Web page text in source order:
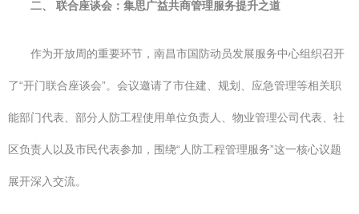
二、 联合座谈会：集思广益共商管理服务提升之道
作为开放周的重要环节，南昌市国防动员发展服务中心组织召开
了“开门联合座谈会”。会议邀请了市住建、规划、应急管理等相关职
能部门代表、部分人防工程使用单位负责人、物业管理公司代表、社
区负责人以及市民代表参加，围绕“人防工程管理服务”这一核心议题
展开深入交流。